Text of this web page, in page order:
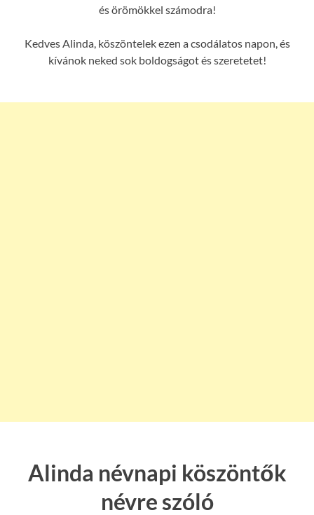
és örömökkel számodra!
Kedves Alinda, köszöntelek ezen a csodálatos napon, és
kívánok neked sok boldogságot és szeretetet!
Alinda névnapi köszöntők
névre szóló